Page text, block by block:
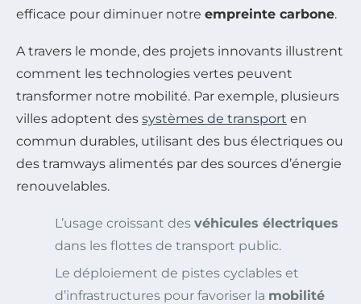
efficace pour diminuer notre empreinte carbone.
A travers le monde, des projets innovants illustrent
comment les technologies vertes peuvent
transformer notre mobilité. Par exemple, plusieurs
villes adoptent des systèmes de transport en
commun durables, utilisant des bus électriques ou
des tramways alimentés par des sources d’énergie
renouvelables.
L’usage croissant des véhicules électriques
dans les flottes de transport public.
Le déploiement de pistes cyclables et
d’infrastructures pour favoriser la mobilité